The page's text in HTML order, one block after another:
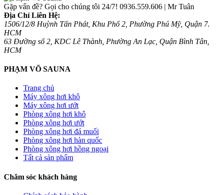
Gặp vấn đề? Gọi cho chúng tôi 24/7! 0936.559.606 | Mr Tuân
Địa Chỉ Liên Hệ:
1506/12/8 Huỳnh Tấn Phát, Khu Phố 2, Phường Phú Mỹ, Quận 7.
HCM
63 Đường số 2, KDC Lê Thành, Phường An Lạc, Quận Bình Tân,
HCM
PHẠM VÕ SAUNA
Trang chủ
Máy xông hơi khô
Máy xông hơi ướt
Phòng xông hơi khô
Phòng xông hơi ướt
Phòng xông hơi đá muối
Phòng xông hơi hàn quốc
Phòng xông hơi hồng ngoại
Tất cả sản phẩm
Chăm sóc khách hàng